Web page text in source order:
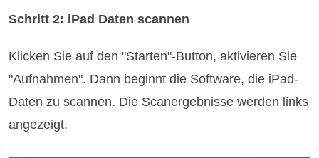
Schritt 2: iPad Daten scannen
Klicken Sie auf den "Starten"-Button, aktivieren Sie
"Aufnahmen". Dann beginnt die Software, die iPad-
Daten zu scannen. Die Scanergebnisse werden links
angezeigt.